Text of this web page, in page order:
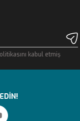
kabul etmiş